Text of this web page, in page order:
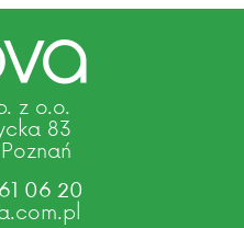
z o.o.
83
06 20